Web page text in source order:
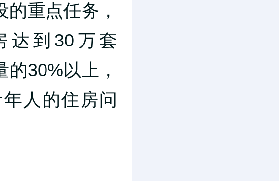
重点任务，
达到30万套
的30%以上，
人的住房问